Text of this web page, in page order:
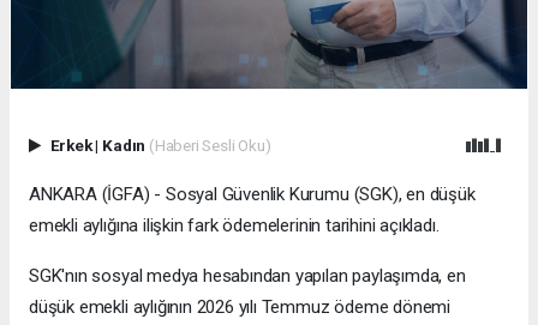
Erkek| Kadın (Haberi Sesli Oku)
ANKARA (İGFA) - Sosyal Güvenlik Kurumu (SGK), en düşük
emekli aylığına ilişkin fark ödemelerinin tarihini açıkladı.
SGK'nın sosyal medya hesabından yapılan paylaşımda, en
düşük emekli aylığının 2026 yılı Temmuz ödeme dönemi